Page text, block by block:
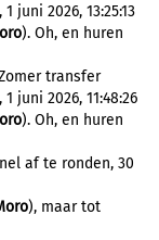
juni 2026, 13:25:13
). Oh, en huren
transfer
juni 2026, 11:48:26
). Oh, en huren
af te ronden, 30
), maar tot